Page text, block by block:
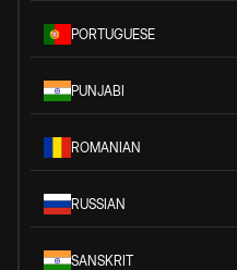
PORTUGUESE
PUNJABI
ROMANIAN
RUSSIAN
SANSKRIT